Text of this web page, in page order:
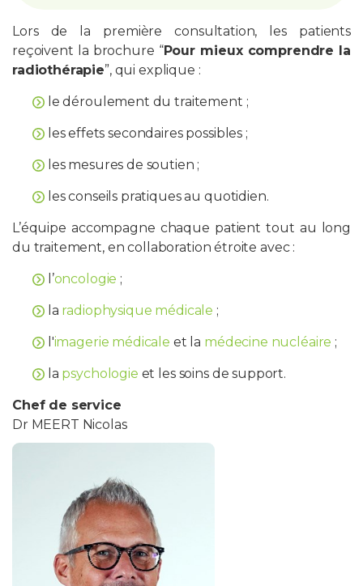
Lors de la première consultation, les patients
reçoivent la brochure “Pour mieux comprendre la
radiothérapie”, qui explique :
le déroulement du traitement ;
les effets secondaires possibles ;
les mesures de soutien ;
les conseils pratiques au quotidien.
L’équipe accompagne chaque patient tout au long
du traitement, en collaboration étroite avec :
l’oncologie ;
la radiophysique médicale ;
l'imagerie médicale et la médecine nucléaire ;
la psychologie et les soins de support.
Chef de service
Dr MEERT Nicolas